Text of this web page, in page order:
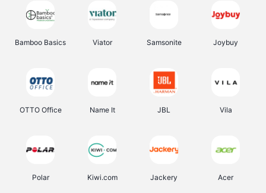
Bamboo Basics Viator Samsonite Joybuy
OTTO Office Name It JBL Vila
Polar Kiwi.com Jackery Acer